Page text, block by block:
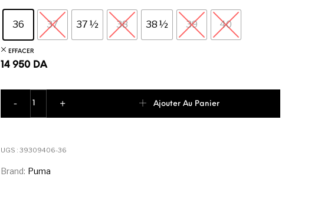
36 37 37 ½ 38 38 ½ 39 40
EFFACER
14 950 DA
-
+
Ajouter Au Panier
UGS : 39309406-36
Brand: Puma